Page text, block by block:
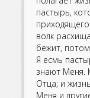
пастырь,
волк
бежит,
Я есмь
знают Меня.
Отца; и
Меня и